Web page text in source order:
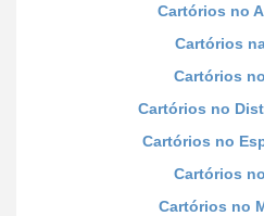
Cartórios no
Cartórios
Cartórios
Cartórios no
Cartórios no
Cartórios
Cartórios no